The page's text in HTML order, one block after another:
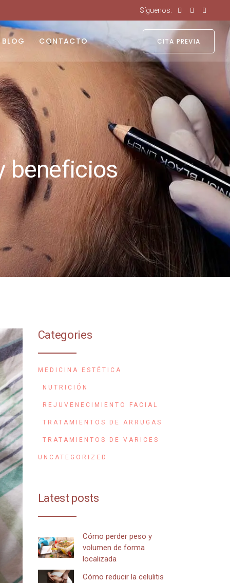
Síguenos:
BLOG CONTACTO CITA PREVIA
beneficios
Categories
MEDICINA ESTÉTICA
NUTRICIÓN
REJUVENECIMIENTO FACIAL
TRATAMIENTOS DE ARRUGAS
TRATAMIENTOS DE VARICES
UNCATEGORIZED
Latest posts
Cómo perder peso y
volumen de forma
localizada
Cómo reducir la celulitis